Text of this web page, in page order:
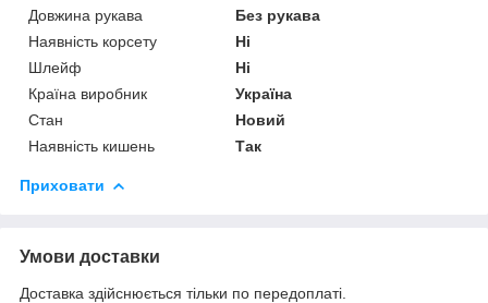
Довжина рукава
Без рукава
Наявність корсету
Ні
Шлейф
Ні
Країна виробник
Україна
Стан
Новий
Наявність кишень
Так
Приховати
Умови доставки
Доставка здійснюється тільки по передоплаті.